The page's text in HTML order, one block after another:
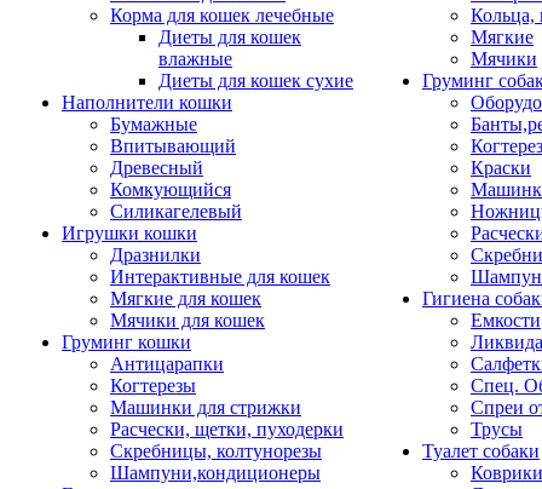
Корма для кошек лечебные
Диеты для кошек
влажные
Диеты для кошек сухие
Наполнители кошки
Бумажные
Впитывающий
Древесный
Комкующийся
Силикагелевый
Игрушки кошки
Дразнилки
Интерактивные для кошек
Мягкие для кошек
Мячики для кошек
Груминг кошки
Антицарапки
Когтерезы
Машинки для стрижки
Расчески, щетки, пуходерки
Скребницы, колтунорезы
Шампуни,кондиционеры
Кольца,
Мягкие
Мячики
Груминг
Краски
Гигиена
Емкости
Спец.
Спреи
Трусы
Туалет собаки
Коврики